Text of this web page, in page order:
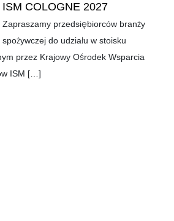
ISM COLOGNE 2027
Zapraszamy przedsiębiorców branży
spożywczej do udziału w stoisku
przez Krajowy Ośrodek Wsparcia
ISM […]